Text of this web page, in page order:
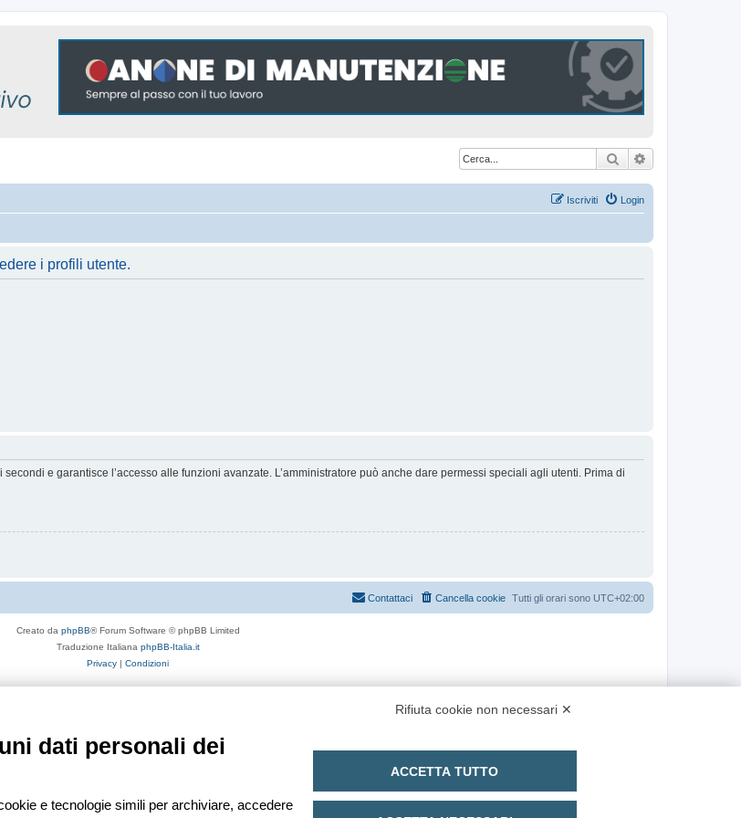
Cerca
Login
Iscriviti
i profili utente.
e garantisce l’accesso alle funzioni avanzate. L’amministratore può anche dare permessi speciali agli utenti. Prima di
Tutti gli orari sono UTC+02:00
Cancella cookie
Contattaci
Creato da phpBB® Forum Software © phpBB Limited
Traduzione Italiana phpBB-Italia.it
Privacy | Condizioni
Rifiuta cookie non necessari ✕
dati personali dei
e tecnologie simili per archiviare, accedere
ACCETTA TUTTO